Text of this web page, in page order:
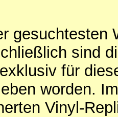
gesuchtesten
sind
für
worden. Im
Vinyl-